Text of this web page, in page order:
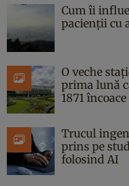
Cum îi
pacienții cu
O veche
prima lună
1871 încoace
Trucul
prins pe
folosind AI